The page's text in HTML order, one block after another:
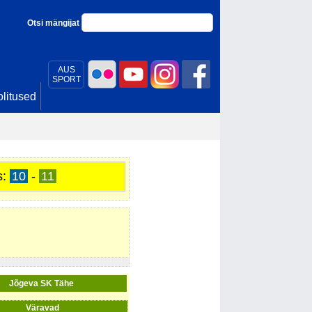
AUS
SPORT
Otsi mängijat
10 - 11
Jõgeva SK Tähe
Väravad